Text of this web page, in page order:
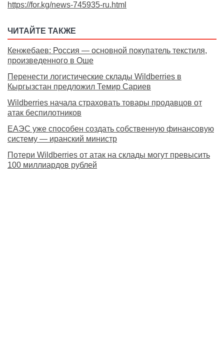
https://for.kg/news-745935-ru.html
ЧИТАЙТЕ ТАКЖЕ
Кенжебаев: Россия — основной покупатель текстиля,
произведенного в Оше
Перенести логистические склады Wildberries в
Кыргызстан предложил Темир Сариев
Wildberries начала страховать товары продавцов от
атак беспилотников
ЕАЭС уже способен создать собственную финансовую
систему — иранский министр
Потери Wildberries от атак на склады могут превысить
100 миллиардов рублей